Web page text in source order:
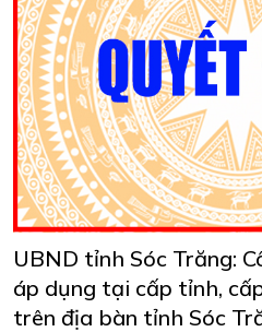
UBND tỉnh Sóc Trăng:
áp dụng tại cấp tỉnh,
trên địa bàn tỉnh Sóc